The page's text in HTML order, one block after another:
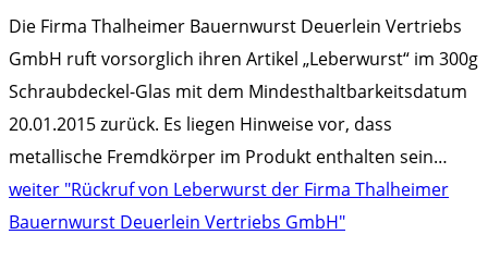
Die Firma Thalheimer Bauernwurst Deuerlein Vertriebs
GmbH ruft vorsorglich ihren Artikel „Leberwurst“ im 300g
Schraubdeckel-Glas mit dem Mindesthaltbarkeitsdatum
20.01.2015 zurück. Es liegen Hinweise vor, dass
metallische Fremdkörper im Produkt enthalten sein…
weiter "Rückruf von Leberwurst der Firma Thalheimer
Bauernwurst Deuerlein Vertriebs GmbH"